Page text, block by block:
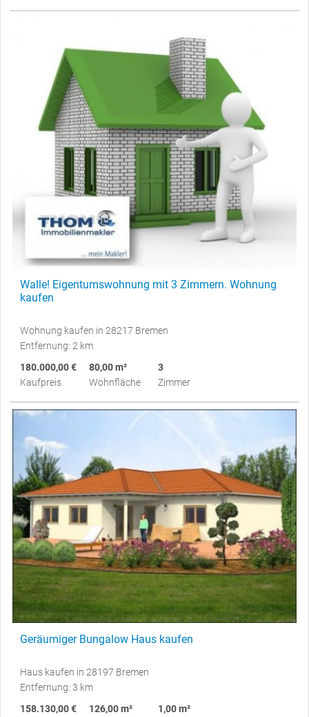
Walle! Eigentumswohnung mit 3 Zimmern. Wohnung
kaufen
Wohnung kaufen in 28217 Bremen
Entfernung: 2 km
180.000,00 €
Kaufpreis
80,00 m²
Wohnfläche
3
Zimmer
Geräumiger Bungalow Haus kaufen
Haus kaufen in 28197 Bremen
Entfernung: 3 km
158.130,00 €
126,00 m²
1,00 m²